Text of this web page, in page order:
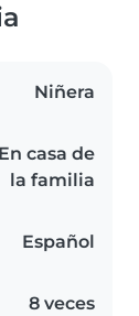
Niñera
En casa de
la familia
Español
8 veces